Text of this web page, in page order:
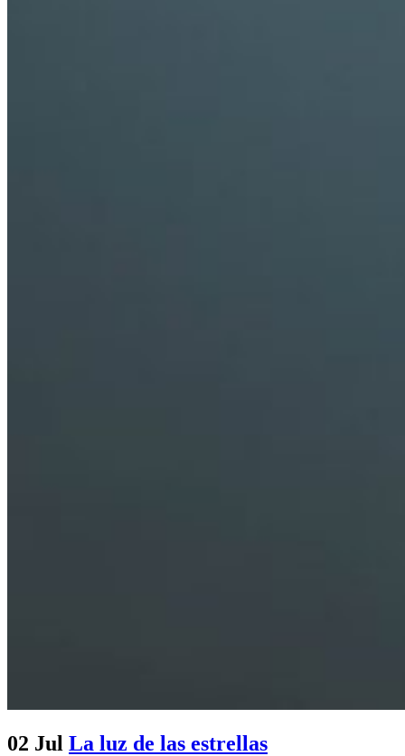
02 Jul La luz de las estrellas